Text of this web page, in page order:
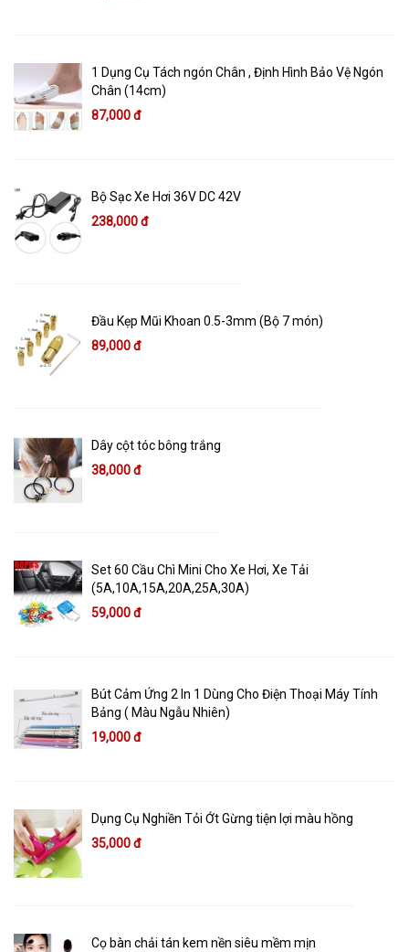
1 Dụng Cụ Tách ngón Chân , Định Hình Bảo Vệ Ngón
Chân (14cm)
87,000 đ
Bộ Sạc Xe Hơi 36V DC 42V
238,000 đ
Đầu Kẹp Mũi Khoan 0.5-3mm (Bộ 7 món)
89,000 đ
Dây cột tóc bông trắng
38,000 đ
Set 60 Cầu Chì Mini Cho Xe Hơi, Xe Tải
(5A,10A,15A,20A,25A,30A)
59,000 đ
Bút Cảm Ứng 2 In 1 Dùng Cho Điện Thoại Máy Tính
Bảng ( Màu Ngẫu Nhiên)
19,000 đ
Dụng Cụ Nghiền Tỏi Ớt Gừng tiện lợi màu hồng
35,000 đ
Cọ bàn chải tán kem nền siêu mềm mịn